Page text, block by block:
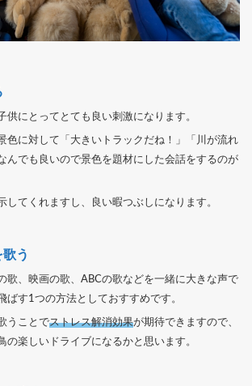
供にとってとても良い刺激になります。
色に対して「大きいトラックだね！」「川が流れ
んでも良いので景色を題材にした会話をするのが
してくれますし、良い暇つぶしになります。
う
歌、映画の歌、ABCの歌などを一緒に大きな声で
ばす1つの方法としておすすめです。
うことでストレス解消効果が期待できますので、
の楽しいドライブになるかと思います。